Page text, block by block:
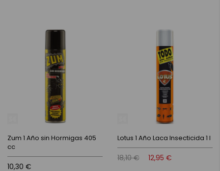
Zum 1 Año sin Hormigas 405
cc
10,30 €
Lotus 1 Año Laca Insecticida 1 l
18,10 € 12,95 €